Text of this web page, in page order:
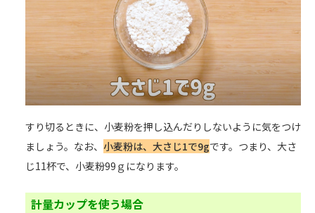
すり切るときに、小麦粉を押し込んだりしないように気をつけ
ましょう。なお、 小麦粉は、大さじ1で9gです。つまり、大さ
じ11杯で、小麦粉99ｇになります。
計量カップを使う場合